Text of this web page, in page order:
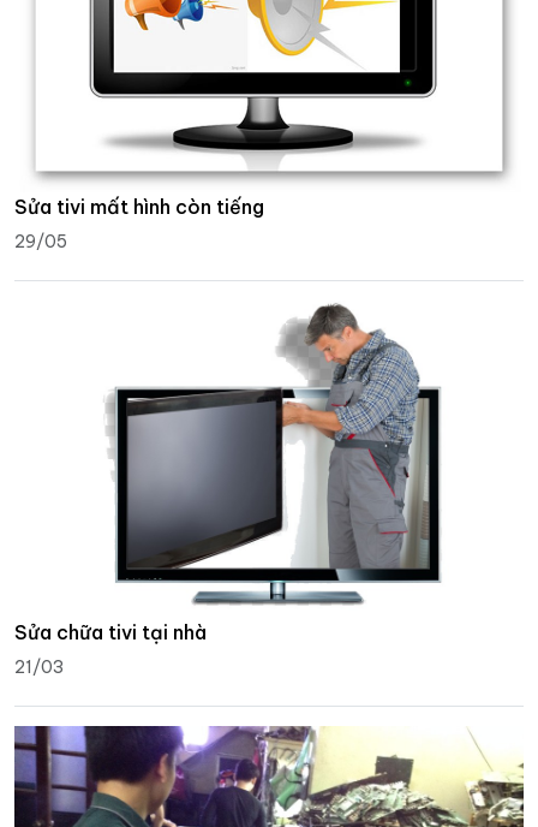
Sửa tivi mất hình còn tiếng
29/05
Sửa chữa tivi tại nhà
21/03